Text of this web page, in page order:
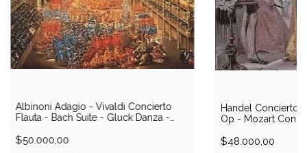
Albinoni Adagio - Vivaldi Concierto
Flauta - Bach Suite - Gluck Danza -
Berlin Phil/Karajan (1 CD)
$50.000,00
Handel Concierto
Op - Mozart
CD)
$48.000,00